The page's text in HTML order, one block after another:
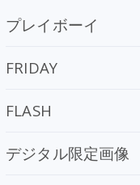
プレイボーイ
FRIDAY
FLASH
デジタル限定画像